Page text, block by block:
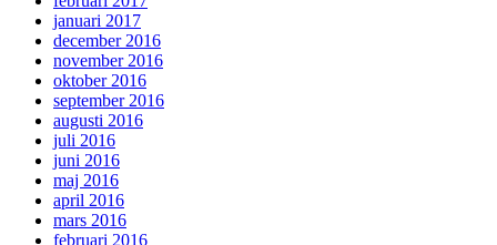
januari 2017
december 2016
november 2016
oktober 2016
september 2016
augusti 2016
juli 2016
juni 2016
maj 2016
april 2016
mars 2016
februari 2016